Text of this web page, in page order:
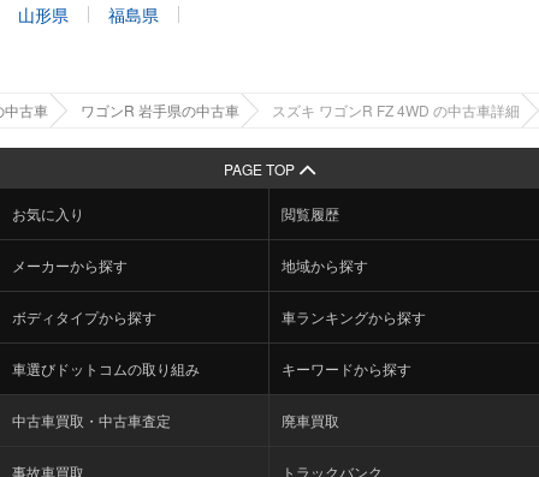
山形県
福島県
中古車 ワゴンR 岩手県の中古車 スズキ ワゴンR FZ 4WD の中古車詳細
PAGE TOP
お気に入り 閲覧履歴
メーカーから探す 地域から探す
ボディタイプから探す 車ランキングから探す
車選びドットコムの取り組み キーワードから探す
中古車買取・中古車査定 廃車買取
事故車買取 トラックバンク